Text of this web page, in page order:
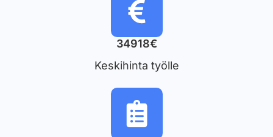
34918€
Keskihinta työlle